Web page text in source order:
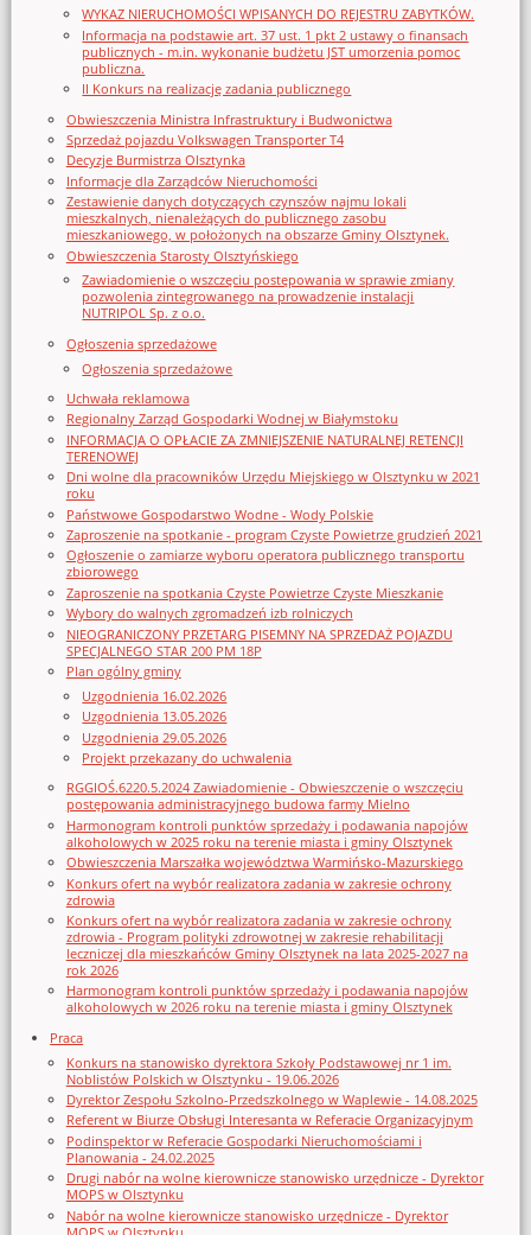
WYKAZ NIERUCHOMOŚCI WPISANYCH DO REJESTRU ZABYTKÓW.
Informacja na podstawie art. 37 ust. 1 pkt 2 ustawy o finansach
publicznych - m.in. wykonanie budżetu JST umorzenia pomoc
publiczna.
II Konkurs na realizację zadania publicznego
Obwieszczenia Ministra Infrastruktury i Budwonictwa
Sprzedaż pojazdu Volkswagen Transporter T4
Decyzje Burmistrza Olsztynka
Informacje dla Zarządców Nieruchomości
Zestawienie danych dotyczących czynszów najmu lokali
mieszkalnych, nienależących do publicznego zasobu
mieszkaniowego, w położonych na obszarze Gminy Olsztynek.
Obwieszczenia Starosty Olsztyńskiego
Zawiadomienie o wszczęciu postępowania w sprawie zmiany
pozwolenia zintegrowanego na prowadzenie instalacji
NUTRIPOL Sp. z o.o.
Ogłoszenia sprzedażowe
Ogłoszenia sprzedażowe
Uchwała reklamowa
Regionalny Zarząd Gospodarki Wodnej w Białymstoku
INFORMACJA O OPŁACIE ZA ZMNIEJSZENIE NATURALNEJ RETENCJI
TERENOWEJ
Dni wolne dla pracowników Urzędu Miejskiego w Olsztynku w 2021
roku
Państwowe Gospodarstwo Wodne - Wody Polskie
Zaproszenie na spotkanie - program Czyste Powietrze grudzień 2021
Ogłoszenie o zamiarze wyboru operatora publicznego transportu
zbiorowego
Zaproszenie na spotkania Czyste Powietrze Czyste Mieszkanie
Wybory do walnych zgromadzeń izb rolniczych
NIEOGRANICZONY PRZETARG PISEMNY NA SPRZEDAŻ POJAZDU
SPECJALNEGO STAR 200 PM 18P
Plan ogólny gminy
Uzgodnienia 16.02.2026
Uzgodnienia 13.05.2026
Uzgodnienia 29.05.2026
Projekt przekazany do uchwalenia
RGGIOŚ.6220.5.2024 Zawiadomienie - Obwieszczenie o wszczęciu
postępowania administracyjnego budowa farmy Mielno
Harmonogram kontroli punktów sprzedaży i podawania napojów
alkoholowych w 2025 roku na terenie miasta i gminy Olsztynek
Obwieszczenia Marszałka województwa Warmińsko-Mazurskiego
Konkurs ofert na wybór realizatora zadania w zakresie ochrony
zdrowia
Konkurs ofert na wybór realizatora zadania w zakresie ochrony
zdrowia - Program polityki zdrowotnej w zakresie rehabilitacji
leczniczej dla mieszkańców Gminy Olsztynek na lata 2025-2027 na
rok 2026
Harmonogram kontroli punktów sprzedaży i podawania napojów
alkoholowych w 2026 roku na terenie miasta i gminy Olsztynek
Praca
Konkurs na stanowisko dyrektora Szkoły Podstawowej nr 1 im.
Noblistów Polskich w Olsztynku - 19.06.2026
Dyrektor Zespołu Szkolno-Przedszkolnego w Waplewie - 14.08.2025
Referent w Biurze Obsługi Interesanta w Referacie Organizacyjnym
Podinspektor w Referacie Gospodarki Nieruchomościami i
Planowania - 24.02.2025
Drugi nabór na wolne kierownicze stanowisko urzędnicze - Dyrektor
MOPS w Olsztynku
Nabór na wolne kierownicze stanowisko urzędnicze - Dyrektor